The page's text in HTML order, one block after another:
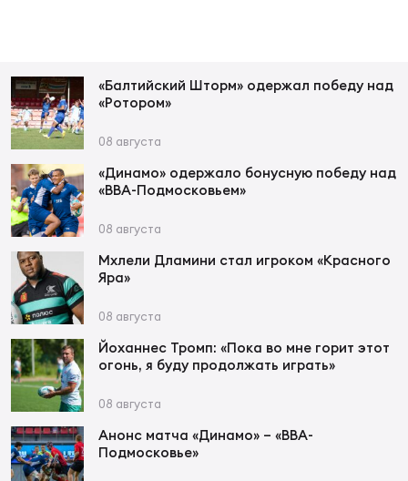
«Балтийский Шторм» одержал победу над
«Ротором»
08 августа
«Динамо» одержало бонусную победу над
«ВВА-Подмосковьем»
08 августа
Мхлели Дламини стал игроком «Красного
Яра»
08 августа
Йоханнес Тромп: «Пока во мне горит этот
огонь, я буду продолжать играть»
08 августа
Анонс матча «Динамо» – «ВВА-
Подмосковье»